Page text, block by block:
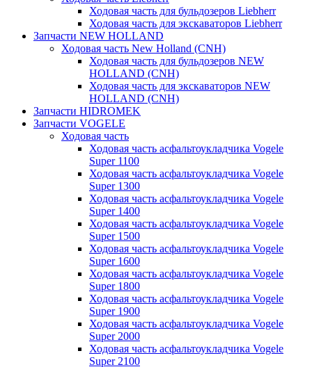
Ходовая часть для бульдозеров Liebherr
Ходовая часть для экскаваторов Liebherr
Запчасти NEW HOLLAND
Ходовая часть New Holland (CNH)
Ходовая часть для бульдозеров NEW
HOLLAND (CNH)
Ходовая часть для экскаваторов NEW
HOLLAND (CNH)
Запчасти HIDROMEK
Запчасти VOGELE
Ходовая часть
Ходовая часть асфальтоукладчика Vogele
Super 1100
Ходовая часть асфальтоукладчика Vogele
Super 1300
Ходовая часть асфальтоукладчика Vogele
Super 1400
Ходовая часть асфальтоукладчика Vogele
Super 1500
Ходовая часть асфальтоукладчика Vogele
Super 1600
Ходовая часть асфальтоукладчика Vogele
Super 1800
Ходовая часть асфальтоукладчика Vogele
Super 1900
Ходовая часть асфальтоукладчика Vogele
Super 2000
Ходовая часть асфальтоукладчика Vogele
Super 2100